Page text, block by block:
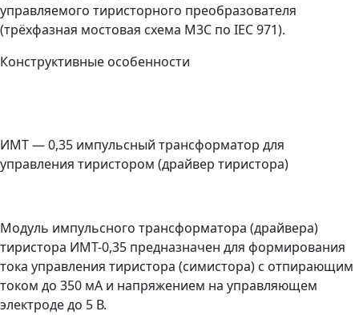
управляемого тиристорного преобразователя
(трёхфазная мостовая схема M3C по IEC 971).
Конструктивные особенности
ИМТ — 0,35 импульсный трансформатор для
управления тиристором (драйвер тиристора)
Модуль импульсного трансформатора (драйвера)
тиристора ИМТ-0,35 предназначен для формирования
тока управления тиристора (симистора) с отпирающим
током до 350 мА и напряжением на управляющем
электроде до 5 В.